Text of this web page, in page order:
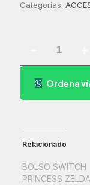
Categorías:
PWA-
A-
Ordena
Relacionado
BOLSO SWITCH
PRINCESS